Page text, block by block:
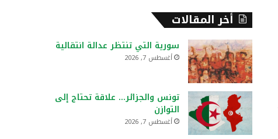
أخر المقالات
سورية التي تنتظر عدالة انتقالية
أغسطس 7, 2026
تونس والجزائر… علاقة تحتاج إلى
التوازن
أغسطس 7, 2026